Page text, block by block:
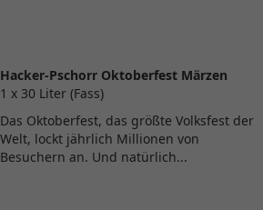
Hacker-Pschorr Oktoberfest Märzen
1 x 30 Liter (Fass)
Das Oktoberfest, das größte Volksfest der
Welt, lockt jährlich Millionen von
Besuchern an. Und natürlich...